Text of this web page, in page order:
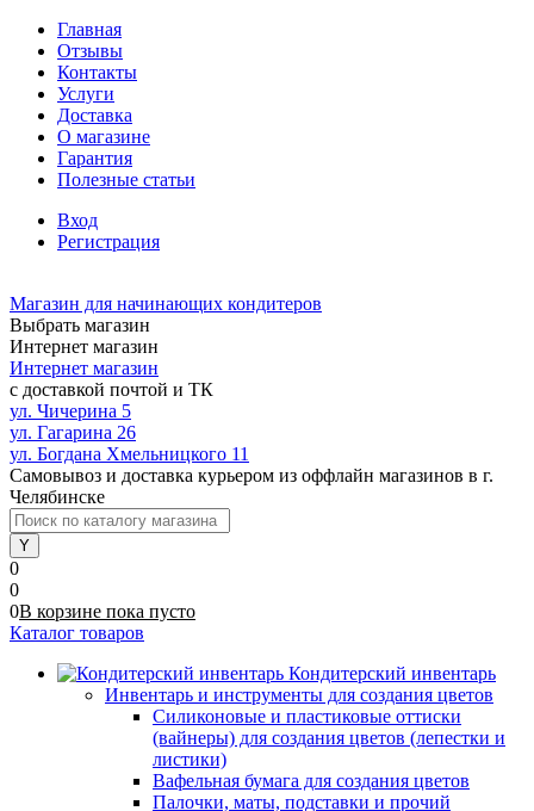
Главная
Отзывы
Контакты
Услуги
Доставка
О магазине
Гарантия
Полезные статьи
Вход
Регистрация
Магазин для начинающих кондитеров
Выбрать магазин
Интернет магазин
Интернет магазин
с доставкой почтой и ТК
ул. Чичерина 5
ул. Гагарина 26
ул. Богдана Хмельницкого 11
Самовывоз и доставка курьером из оффлайн магазинов в г.
Челябинске
0
0
0В корзине пока пусто
Каталог товаров
Кондитерский инвентарь
Инвентарь и инструменты для создания цветов
Силиконовые и пластиковые оттиски
(вайнеры) для создания цветов (лепестки и
листики)
Вафельная бумага для создания цветов
Палочки, маты, подставки и прочий